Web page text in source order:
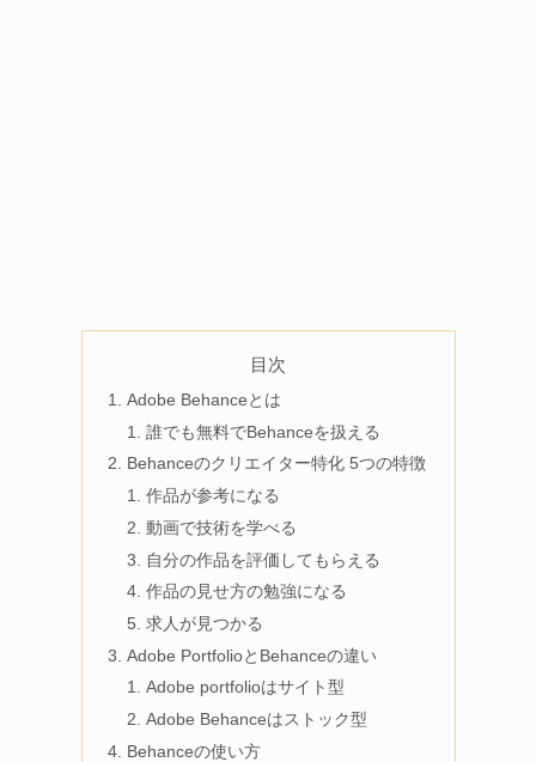
目次
Adobe Behanceとは
誰でも無料でBehanceを扱える
Behanceのクリエイター特化 5つの特徴
作品が参考になる
動画で技術を学べる
自分の作品を評価してもらえる
作品の見せ方の勉強になる
求人が見つかる
Adobe PortfolioとBehanceの違い
Adobe portfolioはサイト型
Adobe Behanceはストック型
Behanceの使い方